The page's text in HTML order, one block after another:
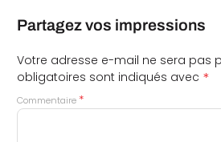
Partagez vos impressions
Votre adresse e-mail ne sera pas
obligatoires sont indiqués avec *
Commentaire *